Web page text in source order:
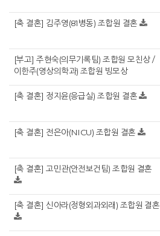
[축 결혼] 김주영(81병동) 조합원 결혼
[부고] 주현숙(의무기록팀) 조합원 모친상 /
이한주(영상의학과) 조합원 빙모상
[축 결혼] 정지윤(응급실) 조합원 결혼
[축 결혼] 전은아(NICU) 조합원 결혼
[축 결혼] 고민관(안전보건팀) 조합원 결혼
[축 결혼] 신아라(정형외과외래) 조합원 결혼